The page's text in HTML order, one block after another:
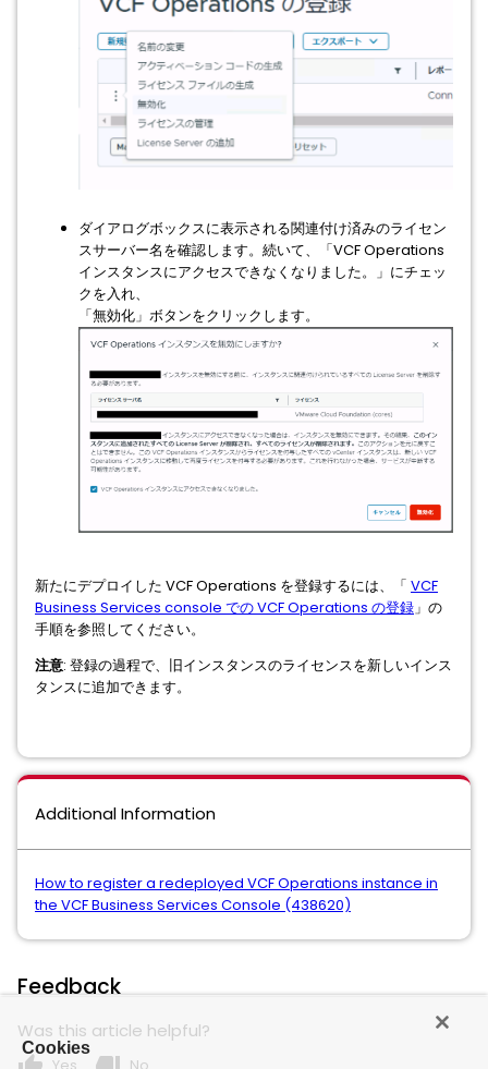
ダイアログボックスに表示される関連付け済みのライセン
スサーバー名を確認します。続いて、「VCF Operations
インスタンスにアクセスできなくなりました。」にチェッ
クを入れ、
「無効化」ボタンをクリックします。
新たにデプロイした VCF Operations を登録するには、「 VCF
Business Services console での VCF Operations の登録 」の
手順を参照してください。
注意: 登録の過程で、旧インスタンスのライセンスを新しいインス
タンスに追加できます。
Additional Information
How to register a redeployed VCF Operations instance in
the VCF Business Services Console (438620)
Feedback
Was this article helpful?
Cookies